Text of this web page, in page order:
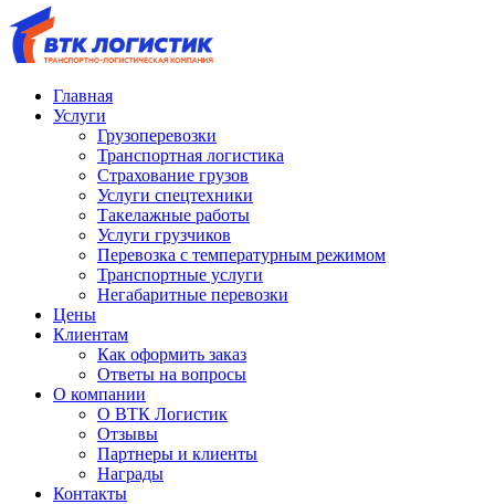
Главная
Услуги
Грузоперевозки
Транспортная логистика
Страхование грузов
Услуги спецтехники
Такелажные работы
Услуги грузчиков
Перевозка с температурным режимом
Транспортные услуги
Негабаритные перевозки
Цены
Клиентам
Как оформить заказ
Ответы на вопросы
О компании
О ВТК Логистик
Отзывы
Партнеры и клиенты
Награды
Контакты